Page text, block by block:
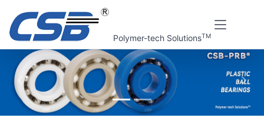
Polymer-tech SolutionsTM
上一张 下一